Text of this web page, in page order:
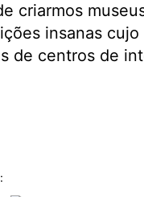
criarmos
insanas
de centros de